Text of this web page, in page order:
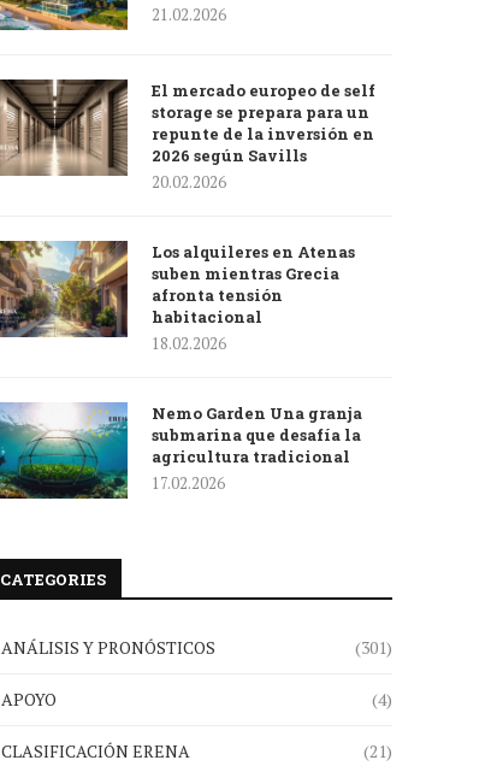
21.02.2026
El mercado europeo de self
storage se prepara para un
repunte de la inversión en
2026 según Savills
20.02.2026
Los alquileres en Atenas
suben mientras Grecia
afronta tensión
habitacional
18.02.2026
Nemo Garden Una granja
submarina que desafía la
agricultura tradicional
17.02.2026
CATEGORIES
ANÁLISIS Y PRONÓSTICOS (301)
APOYO (4)
CLASIFICACIÓN ERENA (21)